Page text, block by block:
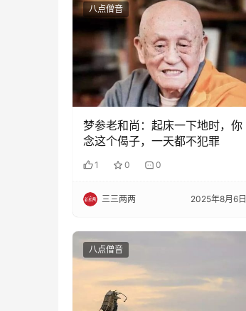
八点僧音
梦参老和尚：起床一下地时，你
念这个偈子，一天都不犯罪
1 0 0
三三两两 2025年8月6日
八点僧音